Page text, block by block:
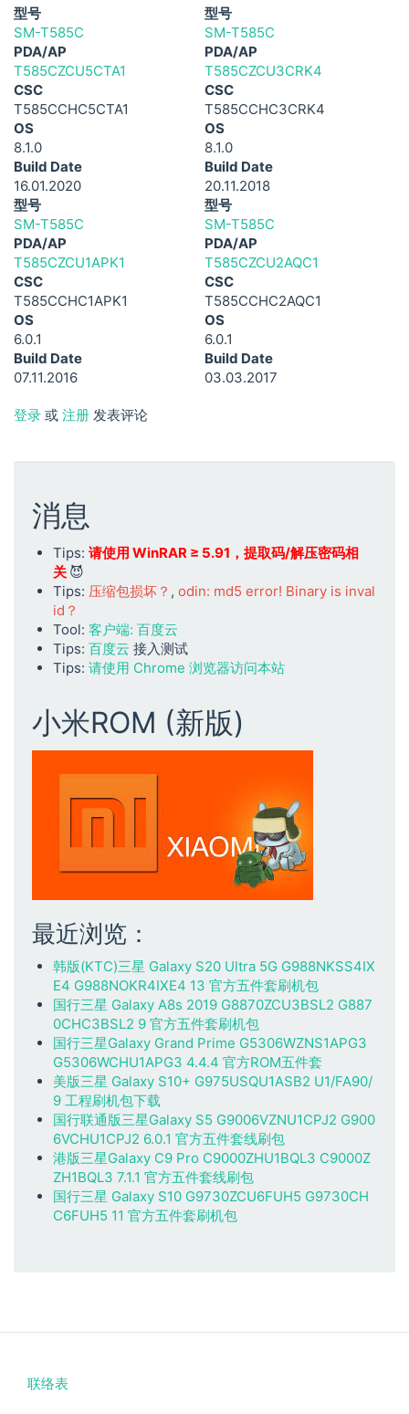
型号
SM-T585C
PDA/AP
T585CZCU5CTA1
CSC
T585CCHC5CTA1
OS
8.1.0
Build Date
16.01.2020
型号
SM-T585C
PDA/AP
T585CZCU3CRK4
CSC
T585CCHC3CRK4
OS
8.1.0
Build Date
20.11.2018
型号
SM-T585C
PDA/AP
T585CZCU1APK1
CSC
T585CCHC1APK1
OS
6.0.1
Build Date
07.11.2016
型号
SM-T585C
PDA/AP
T585CZCU2AQC1
CSC
T585CCHC2AQC1
OS
6.0.1
Build Date
03.03.2017
登录 或 注册 发表评论
消息
Tips: 请使用 WinRAR ≥ 5.91，提取码/解压密码相
关 😈
Tips: 压缩包损坏？ , odin: md5 error! Binary is inval
id？
Tool: 客户端: 百度云
Tips: 百度云 接入测试
Tips: 请使用 Chrome 浏览器访问本站
小米ROM (新版)
最近浏览：
韩版(KTC)三星 Galaxy S20 Ultra 5G G988NKSS4IX
E4 G988NOKR4IXE4 13 官方五件套刷机包
国行三星 Galaxy A8s 2019 G8870ZCU3BSL2 G887
0CHC3BSL2 9 官方五件套刷机包
国行三星Galaxy Grand Prime G5306WZNS1APG3
G5306WCHU1APG3 4.4.4 官方ROM五件套
美版三星 Galaxy S10+ G975USQU1ASB2 U1/FA90/
9 工程刷机包下载
国行联通版三星Galaxy S5 G9006VZNU1CPJ2 G900
6VCHU1CPJ2 6.0.1 官方五件套线刷包
港版三星Galaxy C9 Pro C9000ZHU1BQL3 C9000Z
ZH1BQL3 7.1.1 官方五件套线刷包
国行三星 Galaxy S10 G9730ZCU6FUH5 G9730CH
C6FUH5 11 官方五件套刷机包
Footer
联络表